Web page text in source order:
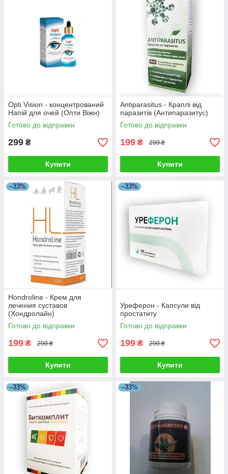
Opti Vision - концентрований
Напій для очей (Опти Віжн)
Готово до відправки
299 ₴
Купити
Antiparasitus - Краплі від
паразитів (Антипаразитус)
Готово до відправки
199 ₴ 299 ₴
Купити
–33%
Hondroline - Крем для
лечения суставов
(Хондролайн)
Готово до відправки
199 ₴ 299 ₴
Купити
–33%
Уреферон - Капсули від
простатиту
Готово до відправки
199 ₴ 299 ₴
Купити
–33% –33%